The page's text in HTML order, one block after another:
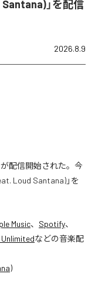
」を配信
2026.8.9
が配信開始された。今
Loud Santana)」を
Music、 Spotify、
Unlimitedなどの音楽配